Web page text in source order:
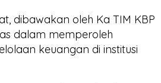
dibawakan oleh Ka TIM KBP
dalam memperoleh
keuangan di institusi